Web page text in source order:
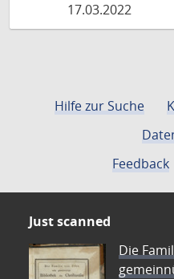
17.03.2022
Hilfe zur Suche
Feedback
Just scanned
Die